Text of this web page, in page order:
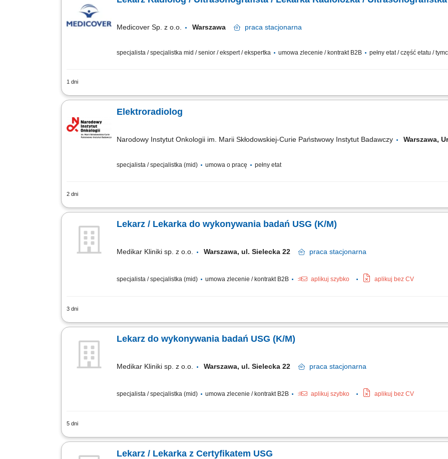
Medicover Sp. z o.o. Warszawa praca stacjonarna
specjalista / specjalistka mid / senior / ekspert / ekspertka umowa zlecenie / kontrakt B2B pełny etat / część etatu /
1 dni
Będziesz odpowiedzialny/-a za: wykonywanie i opis badań USG ​​ prowadzenie elektronicznej dokumentacji medycznej;
Elektroradiolog
Narodowy Instytut Onkologii im. Marii Skłodowskiej-Curie Państwowy Instytut Badawczy Warszawa,
specjalista / specjalistka (mid) umowa o pracę pełny etat
2 dni
Do zadań na ww. stanowisku należeć będzie między innymi: Przygotowywanie pacjentów do leczenia z wykorzystaniem
Lekarz / Lekarka do wykonywania badań USG (K/M)
Medikar Kliniki sp. z o.o. Warszawa, ul. Sielecka 22 praca stacjonarna
specjalista / specjalistka (mid) umowa zlecenie / kontrakt B2B aplikuj szybko aplikuj bez CV
3 dni
Prowadzenie całościowej diagnozy oraz indywidualnego procesu leczenia pacjentów według współczesnych
Lekarz do wykonywania badań USG (K/M)
Medikar Kliniki sp. z o.o. Warszawa, ul. Sielecka 22 praca stacjonarna
specjalista / specjalistka (mid) umowa zlecenie / kontrakt B2B aplikuj szybko aplikuj bez CV
5 dni
kompleksowa opieka nad pacjentem prowadzenie dokumentacji medycznej dbałość o zachowanie wysokich standardów
Lekarz / Lekarka z Certyfikatem USG